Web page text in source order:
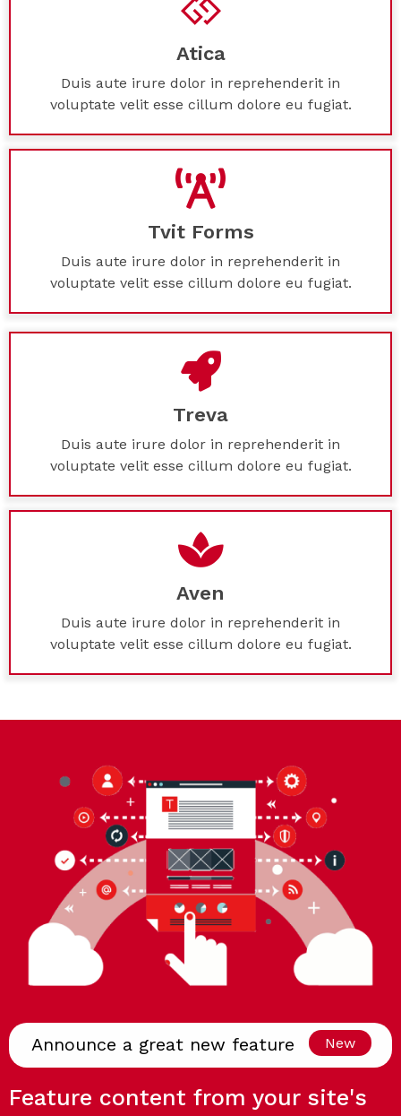
Atica
Duis aute irure dolor in reprehenderit in
voluptate velit esse cillum dolore eu fugiat.
Tvit Forms
Duis aute irure dolor in reprehenderit in
voluptate velit esse cillum dolore eu fugiat.
Treva
Duis aute irure dolor in reprehenderit in
voluptate velit esse cillum dolore eu fugiat.
Aven
Duis aute irure dolor in reprehenderit in
voluptate velit esse cillum dolore eu fugiat.
Announce a great new feature New
Feature content from your site's